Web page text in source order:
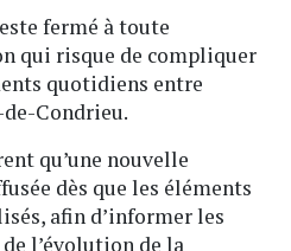
fermé à toute
qui risque de compliquer
quotidiens entre
Condrieu.
qu’une nouvelle
dès que les éléments
afin d’informer les
l’évolution de la